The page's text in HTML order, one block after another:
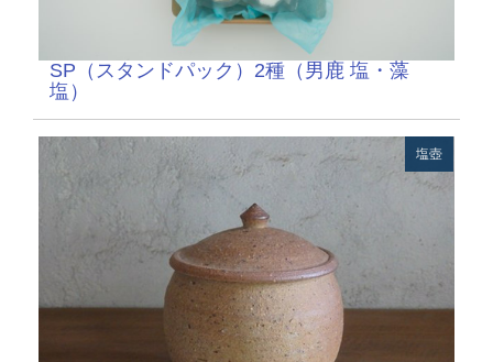
SP（スタンドパック）2種（男鹿 塩・藻
塩）
塩壺